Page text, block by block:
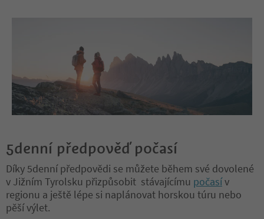
5denní předpověď počasí
Díky 5denní předpovědi se můžete během své dovolené
v Jižním Tyrolsku přizpůsobit stávajícímu počasív
regionu a ještě lépe si naplánovat horskou túru nebo
pěší výlet.